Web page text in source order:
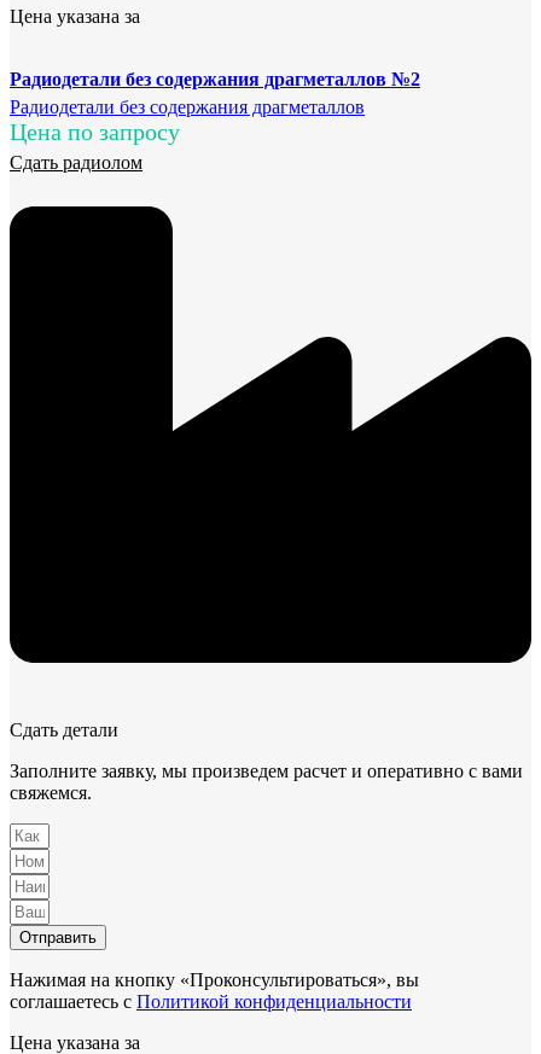
Цена указана за
Радиодетали без содержания драгметаллов №2
Радиодетали без содержания драгметаллов
Цена по запросу
Сдать радиолом
Сдать детали
Заполните заявку, мы произведем расчет и оперативно с вами
свяжемся.
Отправить
Нажимая на кнопку «Проконсультироваться», вы
соглашаетесь с Политикой конфиденциальности
Цена указана за